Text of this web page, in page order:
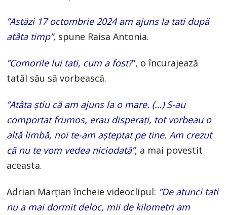
”Astăzi 17 octombrie 2024 am ajuns la tati după
atâta timp”, spune Raisa Antonia.
”Comorile lui tati, cum a fost?”, o încurajează
tatăl său să vorbească.
”Atâta știu că am ajuns la o mare. (…) S-au
comportat frumos, erau disperați, tot vorbeau o
altă limbă, noi te-am așteptat pe tine. Am crezut
că nu te vom vedea niciodată”, a mai povestit
aceasta.
Adrian Marțian încheie videoclipul: ”De atunci tati
nu a mai dormit deloc, mii de kilometri am